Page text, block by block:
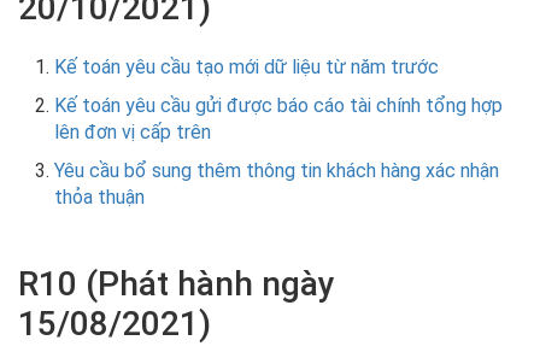
Kế toán yêu cầu tạo mới dữ liệu từ năm trước
Kế toán yêu cầu gửi được báo cáo tài chính tổng hợp
lên đơn vị cấp trên
Yêu cầu bổ sung thêm thông tin khách hàng xác nhận
thỏa thuận
R10 (Phát hành ngày
15/08/2021)